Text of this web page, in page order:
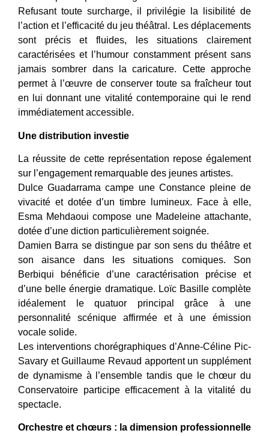
Refusant toute surcharge, il privilégie la lisibilité de
l’action et l’efficacité du jeu théâtral. Les déplacements
sont précis et fluides, les situations clairement
caractérisées et l’humour constamment présent sans
jamais sombrer dans la caricature. Cette approche
permet à l’œuvre de conserver toute sa fraîcheur tout
en lui donnant une vitalité contemporaine qui le rend
immédiatement accessible.
Une distribution investie
La réussite de cette représentation repose également
sur l’engagement remarquable des jeunes artistes.
Dulce Guadarrama campe une Constance pleine de
vivacité et dotée d’un timbre lumineux. Face à elle,
Esma Mehdaoui compose une Madeleine attachante,
dotée d’une diction particulièrement soignée.
Damien Barra se distingue par son sens du théâtre et
son aisance dans les situations comiques. Son
Berbiqui bénéficie d’une caractérisation précise et
d’une belle énergie dramatique. Loïc Basille complète
idéalement le quatuor principal grâce à une
personnalité scénique affirmée et à une émission
vocale solide.
Les interventions chorégraphiques d’Anne-Céline Pic-
Savary et Guillaume Revaud apportent un supplément
de dynamisme à l’ensemble tandis que le chœur du
Conservatoire participe efficacement à la vitalité du
spectacle.
Orchestre et chœurs : la dimension professionnelle